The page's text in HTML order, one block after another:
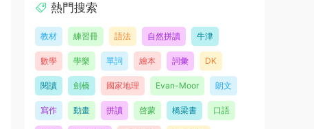
熱門搜索
教材 練習冊 語法 自然拼讀 牛津
數學 學樂 單詞 繪本 詞彙 DK
閱讀 劍橋 國家地理 Evan-Moor 朗文
寫作 動畫 拼讀 啓蒙 橋梁書 口語